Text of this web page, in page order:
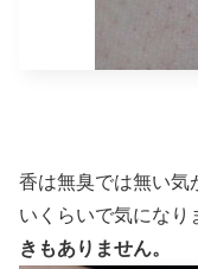
香は無臭では無い気
いくらいで気にな
きもありません。